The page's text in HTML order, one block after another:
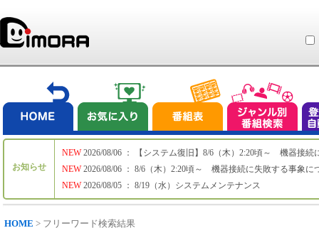
お知らせ
NEW
NEW
NEW
2026/08/06 ： 【システム復旧】8/6（木）2:20頃～ 機器接続
2026/08/06 ： 8/6（木）2:20頃～ 機器接続に失敗する事象に
2026/08/05 ： 8/19（水）システムメンテナンス
HOME > フリーワード検索結果